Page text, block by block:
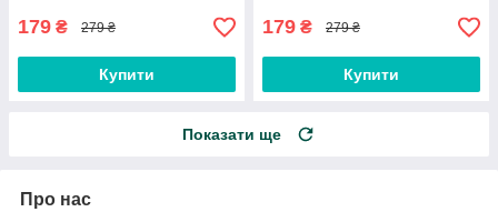
179 ₴ 279 ₴
Купити
179 ₴ 279 ₴
Купити
Показати ще
Про нас